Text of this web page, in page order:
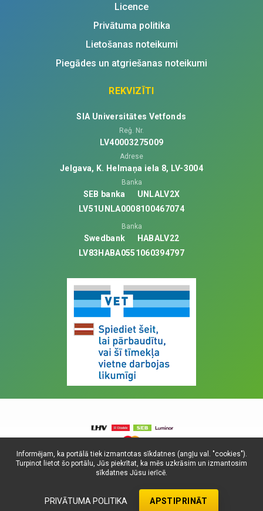
Informējam, ka portālā tiek izmantotas sīkdatnes (angļu val. "cookies").
Turpinot lietot šo portālu, Jūs piekrītat, ka mēs uzkrāsim un izmantosim
sīkdatnes Jūsu ierīcē.
PRIVĀTUMA POLITIKA APSTIPRINĀT
Licence
Privātuma politika
Lietošanas noteikumi
Piegādes un atgriešanas noteikumi
REKVIZĪTI
SIA Universitātes Vetfonds
Reģ. Nr.
LV40003275009
Adrese
Jelgava, K. Helmaņa iela 8, LV-3004
Banka
SEB banka
UNLALV2X
LV51UNLA0008100467074
Banka
Swedbank
HABALV22
LV83HABA0551060394797
© Visas tiesības aizsargātas, 2025. SIA
Universitātes Vetfonds